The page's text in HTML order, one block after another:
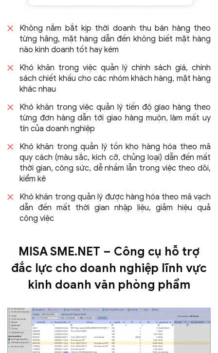
Không nắm bắt kịp thời doanh thu bán hàng theo
từng hãng, mặt hàng dẫn đến không biết mặt hàng
nào kinh doanh tốt hay kém
Khó khăn trong việc quản lý chính sách giá, chính
sách chiết khấu cho các nhóm khách hàng, mặt hàng
khác nhau
Khó khăn trong việc quản lý tiến độ giao hàng theo
từng đơn hàng dẫn tới giao hàng muộn, làm mất uy
tín của doanh nghiệp
Khó khăn trong quản lý tồn kho hàng hóa theo mã
quy cách (màu sắc, kích cỡ, chủng loại) dẫn đến mất
thời gian, công sức, dễ nhầm lẫn trong việc theo dõi,
kiểm kê
Khó khăn trong quản lý được hàng hóa theo mã vạch
dẫn đến mất thời gian nhập liệu, giảm hiệu quả
công việc
MISA SME.NET – Công cụ hỗ trợ
đắc lực cho doanh nghiệp lĩnh vực
kinh doanh văn phòng phẩm